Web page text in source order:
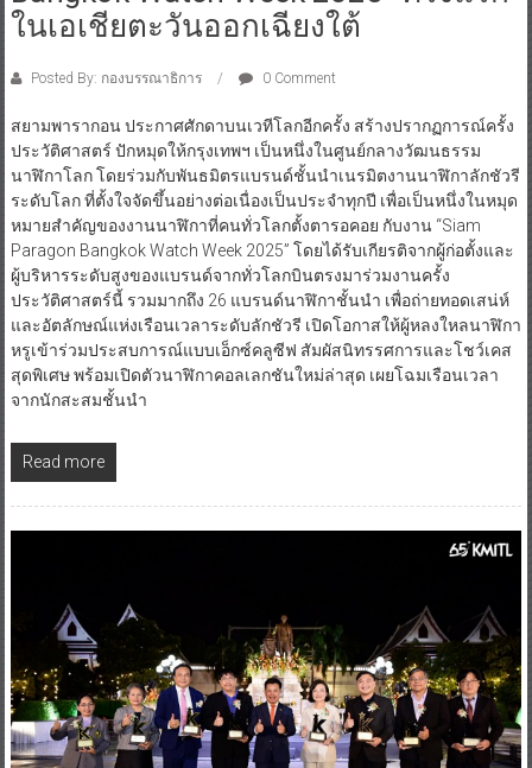
ในเอเชียตะวันออกเฉียงใต้
Posted By: กองบรรณาธิการ 0 Comment
สยามพารากอน ประกาศศักดาบนเวทีโลกอีกครั้ง สร้างปรากฏการณ์ครั้ง
ประวัติศาสตร์ ปักหมุดให้กรุงเทพฯ เป็นหนึ่งในศูนย์กลางวัฒนธรรม
นาฬิกาโลก โดยร่วมกับพันธมิตรแบรนด์ชั้นนำเนรมิตงานนาฬิกาลักชัวรี
ระดับโลก ที่ตั้งใจจัดขึ้นอย่างต่อเนื่องเป็นประจำทุกปี เพื่อเป็นหนึ่งในหมุด
หมายสำคัญของงานนาฬิกาที่คนทั่วโลกตั้งตารอคอย กับงาน “Siam
Paragon Bangkok Watch Week 2025” โดยได้รับเกียรติจากผู้ก่อตั้งและ
ผู้บริหารระดับสูงของแบรนด์จากทั่วโลกบินตรงมาร่วมงานครั้ง
ประวัติศาสตร์นี้ รวมมากถึง 26 แบรนด์นาฬิกาชั้นนำ เพื่อถ่ายทอดเสน่ห์
และอัตลักษณ์แห่งเรือนเวลาระดับลักชัวรี เปิดโอกาสให้ผู้หลงใหลนาฬิกา
หรูเข้าร่วมประสบการณ์แบบเอ็กซ์คลูซีฟ สัมผัสนิทรรศการและโชว์เคส
สุดพิเศษ พร้อมเปิดตัวนาฬิกาคอลเลกชันใหม่ล่าสุด เผยโฉมเรือนเวลา
จากนักสะสมชั้นนำ
Read more